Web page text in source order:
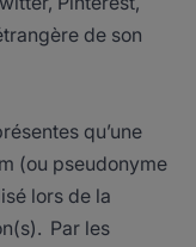
de son
qu’une
(ou pseudonyme
lors de la
Par les